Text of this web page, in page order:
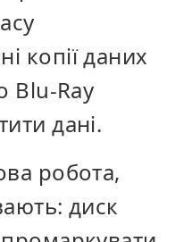
копії даних
Blu-Ray
дані.
робота,
диск